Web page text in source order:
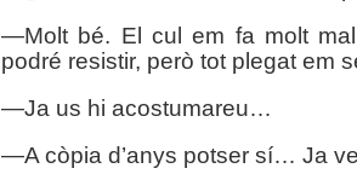
—Molt bé. El cul em fa molt
podré resistir, però tot plegat em
—Ja us hi acostumareu…
—A còpia d’anys potser sí… Ja